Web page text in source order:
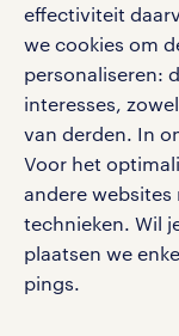
effectiviteit
we cookies om
personaliseren:
interesses,
van derden. In
Voor het
andere websites
technieken. Wil
plaatsen we
pings.
social media
Volg ons voor
vacatures,
werken bij